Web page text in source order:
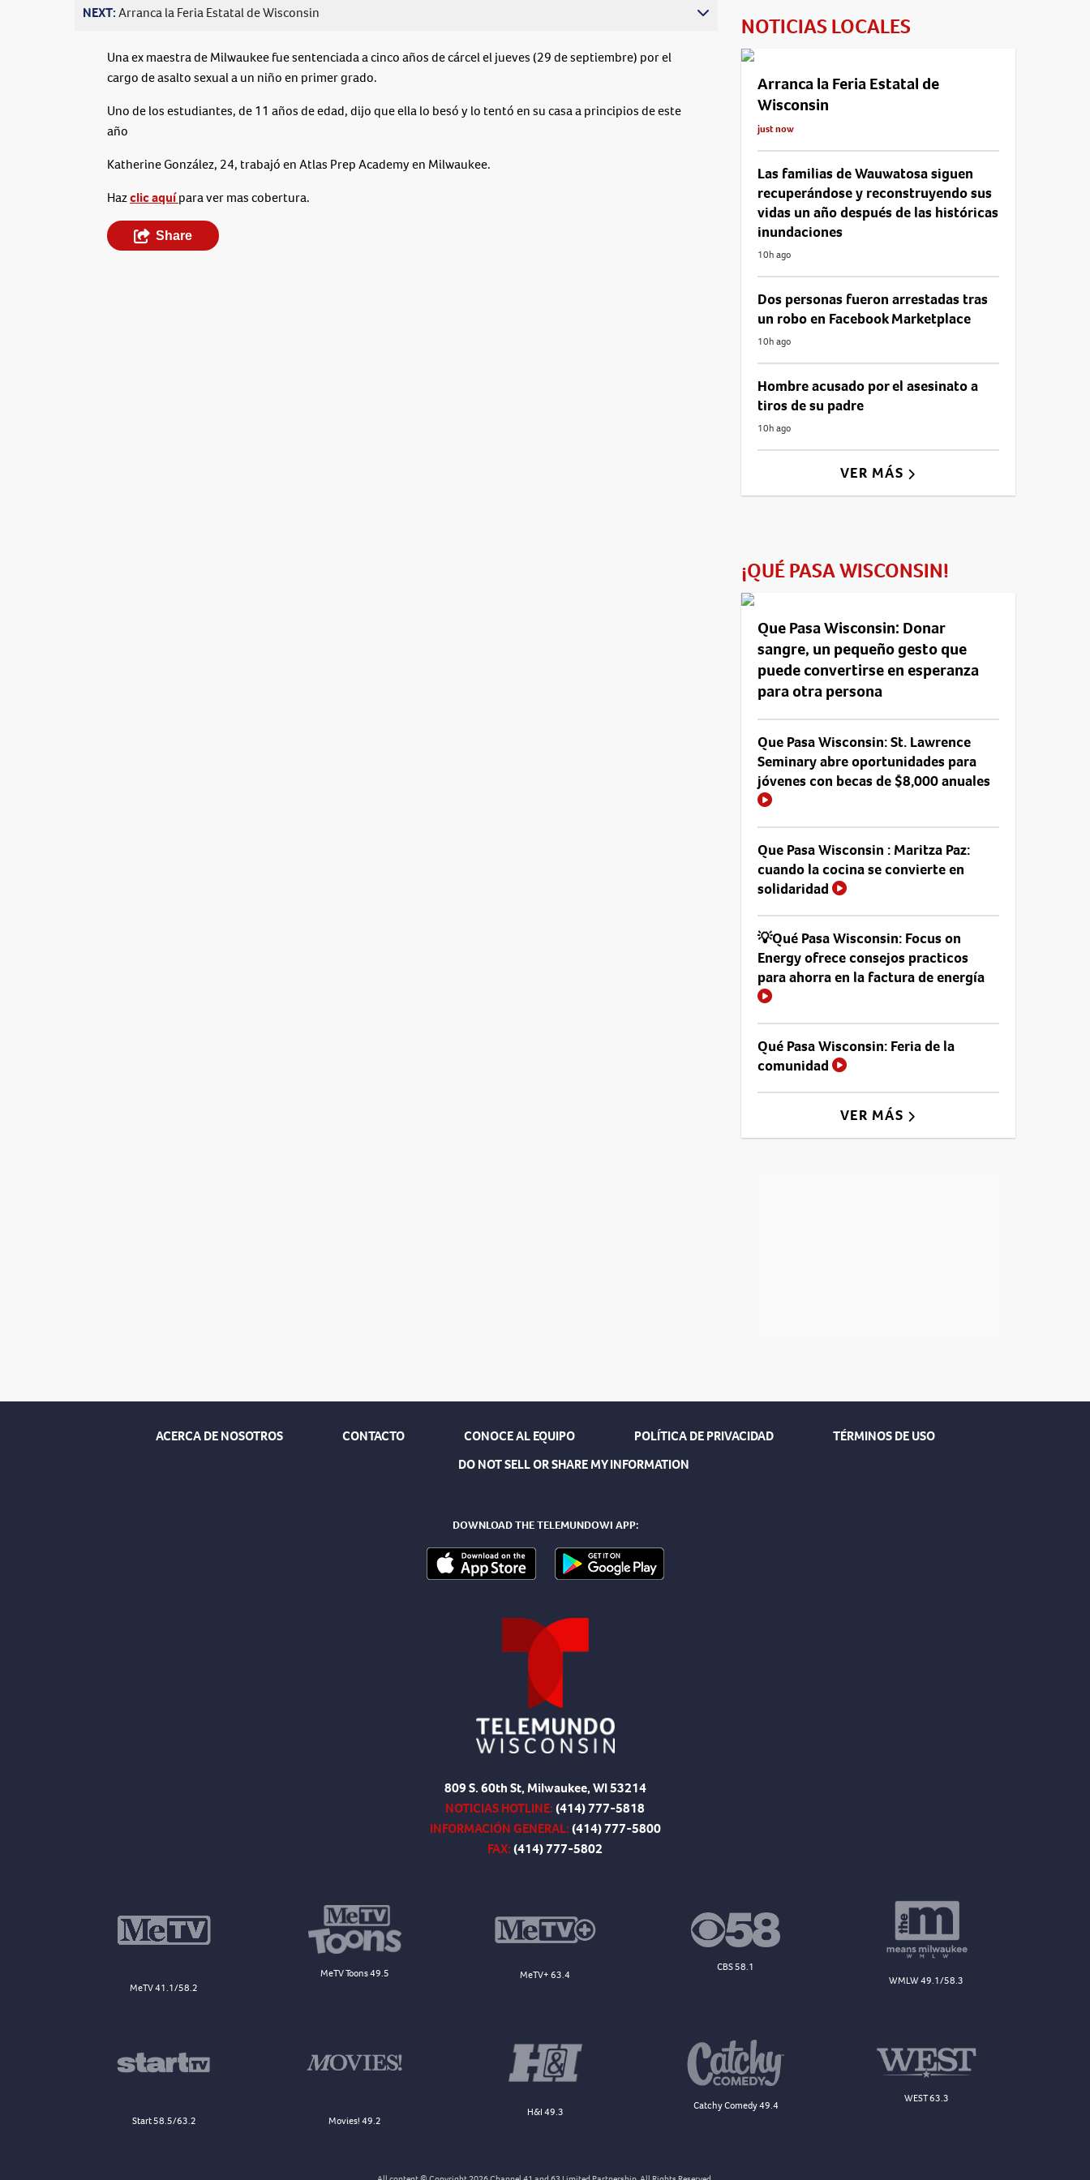
NEXT:Arranca la Feria Estatal de Wisconsin
Una ex maestra de Milwaukee fue sentenciada a cinco años de cárcel el jueves (29 de septiembre) por el
cargo de asalto sexual a un niño en primer grado.
Uno de los estudiantes, de 11 años de edad, dijo que ella lo besó y lo tentó en su casa a principios de este
año
Katherine González, 24, trabajó en Atlas Prep Academy en Milwaukee.
Hazclic aquípara ver mas cobertura.
Share
NOTICIAS LOCALES
Arranca la Feria Estatal de
Wisconsin
just now
Las familias de Wauwatosa siguen
recuperándose y reconstruyendo sus
vidas un año después de las históricas
inundaciones
10h ago
Dos personas fueron arrestadas tras
un robo en Facebook Marketplace
10h ago
Hombre acusado por el asesinato a
tiros de su padre
10h ago
VER MÁS
¡QUÉ PASA WISCONSIN!
Que Pasa Wisconsin: Donar
sangre, un pequeño gesto que
puede convertirse en esperanza
para otra persona
Que Pasa Wisconsin: St. Lawrence
Seminary abre oportunidades para
jóvenes con becas de $8,000 anuales
Que Pasa Wisconsin : Maritza Paz:
cuando la cocina se convierte en
solidaridad
💡Qué Pasa Wisconsin: Focus on
Energy ofrece consejos practicos
para ahorra en la factura de energía
Qué Pasa Wisconsin: Feria de la
comunidad
VER MÁS
ACERCA DE NOSOTROS CONTACTO CONOCE AL EQUIPO POLÍTICA DE PRIVACIDAD
TÉRMINOS DE USO
DO NOT SELL OR SHARE MY INFORMATION
DOWNLOAD THE TELEMUNDOWI APP:
809 S. 60th St, Milwaukee, WI 53214
NOTICIAS HOTLINE:(414) 777-5818
INFORMACIÓN GENERAL:(414) 777-5800
FAX:(414) 777-5802
MeTV 41.1/58.2
MeTV Toons 49.5 MeTV+ 63.4
CBS 58.1
WMLW 49.1/58.3
Start 58.5/63.2 Movies! 49.2
H&I 49.3
Catchy Comedy 49.4
WEST 63.3